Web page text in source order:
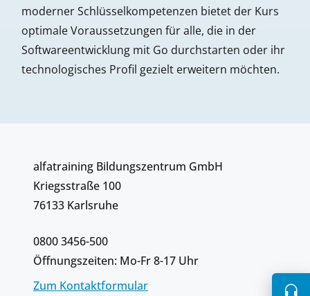
moderner Schlüsselkompetenzen bietet der Kurs
optimale Voraussetzungen für alle, die in der
Softwareentwicklung mit Go durchstarten oder ihr
technologisches Profil gezielt erweitern möchten.
alfatraining Bildungszentrum GmbH
Kriegsstraße 100
76133 Karlsruhe
0800 3456-500
Öffnungszeiten: Mo-Fr 8-17 Uhr
Zum Kontaktformular